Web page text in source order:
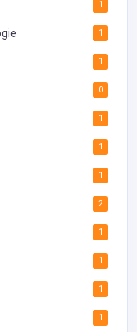
1
1
1
0
1
1
1
2
1
1
1
1